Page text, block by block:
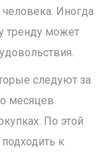
Иногда
тренду может
следуют за
месяцев
По этой
к